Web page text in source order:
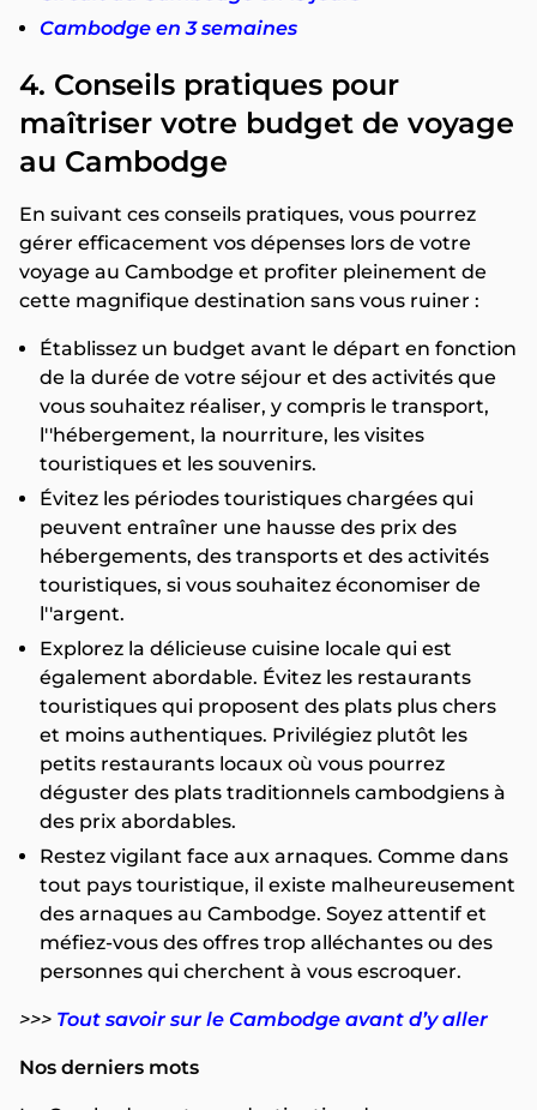
Cambodge en 3 semaines
4. Conseils pratiques pour
maîtriser votre budget de voyage
au Cambodge
En suivant ces conseils pratiques, vous pourrez
gérer efficacement vos dépenses lors de votre
voyage au Cambodge et profiter pleinement de
cette magnifique destination sans vous ruiner :
Établissez un budget avant le départ en fonction
de la durée de votre séjour et des activités que
vous souhaitez réaliser, y compris le transport,
l''hébergement, la nourriture, les visites
touristiques et les souvenirs.
Évitez les périodes touristiques chargées qui
peuvent entraîner une hausse des prix des
hébergements, des transports et des activités
touristiques, si vous souhaitez économiser de
l''argent.
Explorez la délicieuse cuisine locale qui est
également abordable. Évitez les restaurants
touristiques qui proposent des plats plus chers
et moins authentiques. Privilégiez plutôt les
petits restaurants locaux où vous pourrez
déguster des plats traditionnels cambodgiens à
des prix abordables.
Restez vigilant face aux arnaques. Comme dans
tout pays touristique, il existe malheureusement
des arnaques au Cambodge. Soyez attentif et
méfiez-vous des offres trop alléchantes ou des
personnes qui cherchent à vous escroquer.
>>> Tout savoir sur le Cambodge avant d’y aller
Nos derniers mots